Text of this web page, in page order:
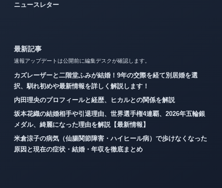
ニュースレター
最新記事
速報アップデートは公開前に編集デスクが確認します。
カズレーザーと二階堂ふみが結婚！9年の交際を経て別居婚を選
択、馴れ初めや最新情報を詳しく解説します！
内田理央のプロフィールと経歴、ヒカルとの関係を解説
坂本花織の結婚相手や引退理由、世界選手権4連覇、2026年五輪銀
メダル、綺麗になった理由を解説【最新情報】
米倉涼子の病気（仙腸関節障害・ハイヒール病）で歩けなくなった
原因と現在の症状・結婚・年収を徹底まとめ